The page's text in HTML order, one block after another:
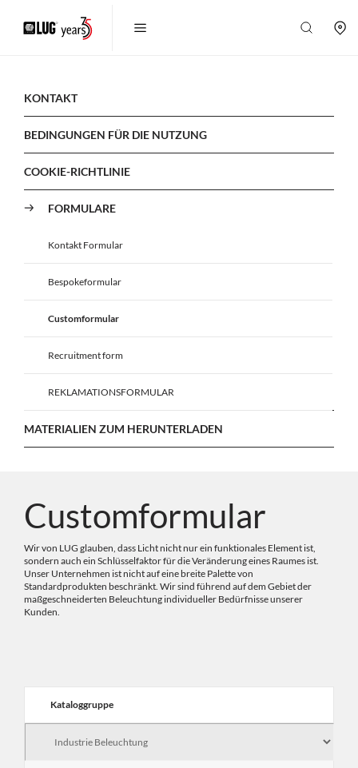
KONTAKT
BEDINGUNGEN FÜR DIE NUTZUNG
COOKIE-RICHTLINIE
FORMULARE
Kontakt Formular
Bespokeformular
Customformular
Recruitment form
REKLAMATIONSFORMULAR
MATERIALIEN ZUM HERUNTERLADEN
Customformular
Wir von LUG glauben, dass Licht nicht nur ein funktionales Element ist,
sondern auch ein Schlüsselfaktor für die Veränderung eines Raumes ist.
Unser Unternehmen ist nicht auf eine breite Palette von
Standardprodukten beschränkt. Wir sind führend auf dem Gebiet der
maßgeschneiderten Beleuchtung individueller Bedürfnisse unserer
Kunden.
Kataloggruppe